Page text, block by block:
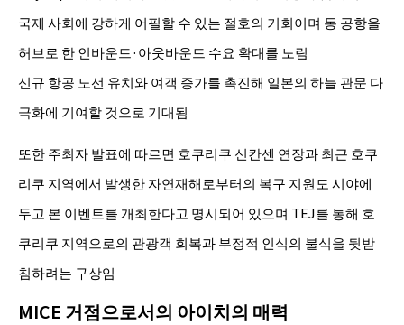
국제 사회에 강하게 어필할 수 있는 절호의 기회이며 동 공항을
허브로 한 인바운드·아웃바운드 수요 확대를 노림
신규 항공 노선 유치와 여객 증가를 촉진해 일본의 하늘 관문 다
극화에 기여할 것으로 기대됨
또한 주최자 발표에 따르면 호쿠리쿠 신칸센 연장과 최근 호쿠
리쿠 지역에서 발생한 자연재해로부터의 복구 지원도 시야에
두고 본 이벤트를 개최한다고 명시되어 있으며 TEJ를 통해 호
쿠리쿠 지역으로의 관광객 회복과 부정적 인식의 불식을 뒷받
침하려는 구상임
MICE 거점으로서의 아이치의 매력